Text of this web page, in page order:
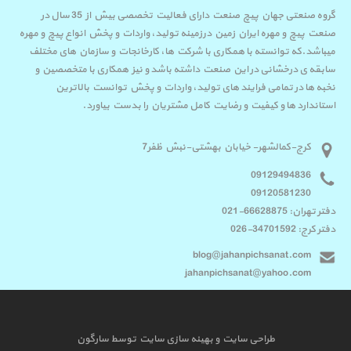
گروه صنعتی جهان پیچ صنعت دارای فعالیت تخصصی بیش از 35 سال در
صنعت پیچ و مهره ایران زمین درزمینه تولید، واردات و پخش انواع پیچ و مهره
میباشد.که توانسته با همکاری با شرکت ها، کارخانجات و سازمان های مختلف
سابقه ی درخشانی در این صنعت داشته باشد و نیز همکاری با متخصصین و
نخبه ها در تمامی فرایند های تولید، واردات و پخش توانست بالاترین
استاندارد ها و کیفیت و رضایت کامل مشتریان را بدست بیاورد.
کرج-کمالشهر- خیابان بهشتی-نبش ظفر7
09129494836
09120581230
دفتر تهران: 66628875-021
دفتر کرج: 34701592-026
blog@jahanpichsanat.com
jahanpichsanat@yahoo.com
طراحی سایتوبهینه سازی سایتتوسط سارگون